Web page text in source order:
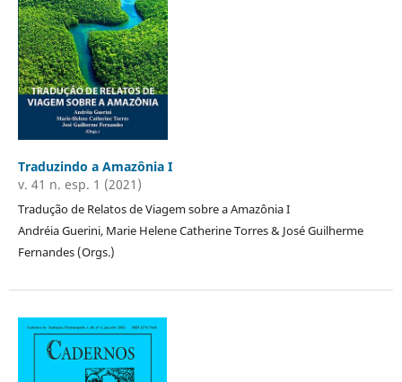
Traduzindo a Amazônia I
v. 41 n. esp. 1 (2021)
Tradução de Relatos de Viagem sobre a Amazônia I
Andréia Guerini, Marie Helene Catherine Torres & José Guilherme
Fernandes (Orgs.)